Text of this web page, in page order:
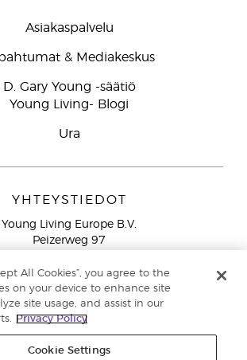
Asiakaspalvelu
& Mediakeskus
D. Gary Young -säätiö
Young Living- Blogi
Ura
YHTEYSTIEDOT
Young Living Europe B.V.
Peizerweg 97
Netherlands
lankanumeroista Suomesta
913 239
All Cookies”, you agree to the
on your device to enhance site
site usage, and assist in our
Privacy Policy
Cookie Settings